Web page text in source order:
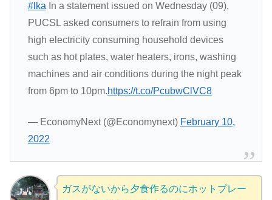
#lka In a statement issued on Wednesday (09),
PUCSL asked consumers to refrain from using
high electricity consuming household devices
such as hot plates, water heaters, irons, washing
machines and air conditions during the night peak
from 6pm to 10pm.https://t.co/PcubwClVC8
— EconomyNext (@Economynext) February 10,
2022
ガスがないから夕食作るのにホットプレー